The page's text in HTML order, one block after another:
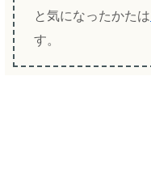
と気になったかたは
す。